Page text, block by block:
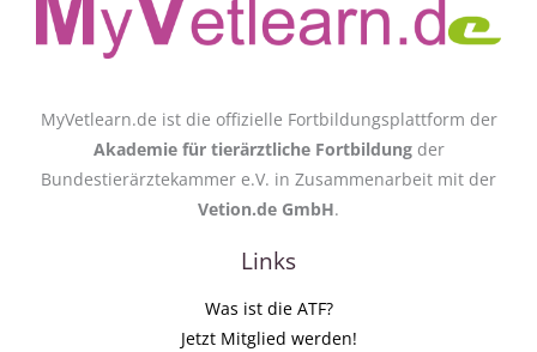
MyVetlearn.de ist die offizielle Fortbildungsplattform der
Akademie für tierärztliche Fortbildungder
Bundestierärztekammer e.V. in Zusammenarbeit mit der
Vetion.de GmbH.
Links
Was ist die ATF?
Jetzt Mitglied werden!